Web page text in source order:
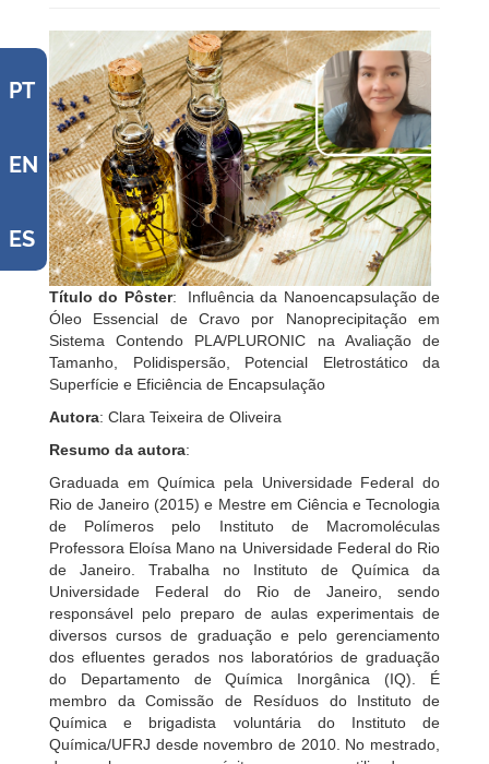
PT
EN
ES
Título do Pôster: Influência da Nanoencapsulação de
Óleo Essencial de Cravo por Nanoprecipitação em
Sistema Contendo PLA/PLURONIC na Avaliação de
Tamanho, Polidispersão, Potencial Eletrostático da
Superfície e Eficiência de Encapsulação
Autora: Clara Teixeira de Oliveira
Resumo da autora:
Graduada em Química pela Universidade Federal do
Rio de Janeiro (2015) e Mestre em Ciência e Tecnologia
de Polímeros pelo Instituto de Macromoléculas
Professora Eloísa Mano na Universidade Federal do Rio
de Janeiro. Trabalha no Instituto de Química da
Universidade Federal do Rio de Janeiro, sendo
responsável pelo preparo de aulas experimentais de
diversos cursos de graduação e pelo gerenciamento
dos efluentes gerados nos laboratórios de graduação
do Departamento de Química Inorgânica (IQ). É
membro da Comissão de Resíduos do Instituto de
Química e brigadista voluntária do Instituto de
Química/UFRJ desde novembro de 2010. No mestrado,